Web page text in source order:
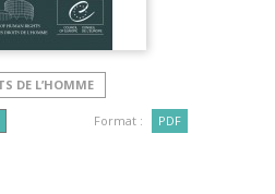
DE L’HOMME
Format : PDF